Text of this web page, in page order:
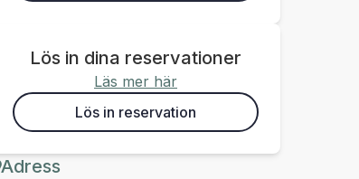
Lös in dina reservationer
Läs mer här
Lös in reservation
Adress